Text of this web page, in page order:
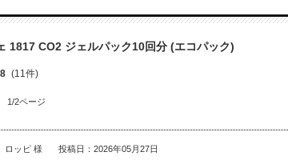
1817 CO2 ジェルパック10回分 (エコパック)
(11件)
1/2ページ
ロッピ 様 投稿日：2026年05月27日